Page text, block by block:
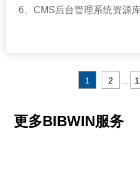
6、CMS后台管理系统资源
1 2
更多BIBWIN服务